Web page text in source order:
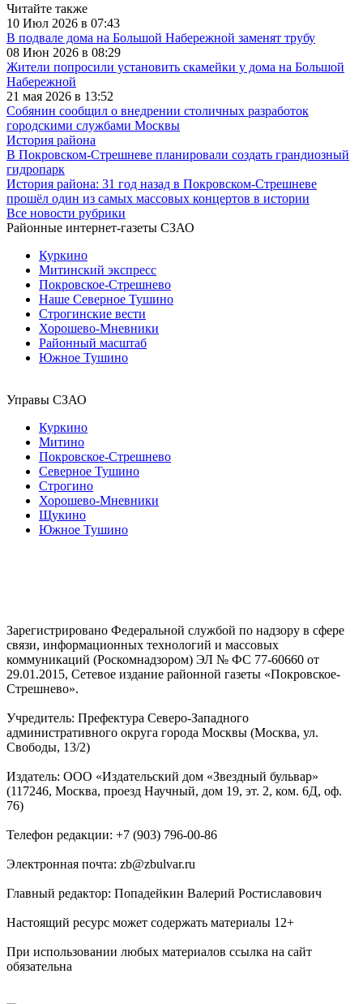
Читайте также
10 Июл 2026 в 07:43
В подвале дома на Большой Набережной заменят трубу
08 Июн 2026 в 08:29
Жители попросили установить скамейки у дома на Большой
Набережной
21 мая 2026 в 13:52
Собянин сообщил о внедрении столичных разработок
городскими службами Москвы
История района
В Покровском-Стрешневе планировали создать грандиозный
гидропарк
История района: 31 год назад в Покровском-Стрешневе
прошёл один из самых массовых концертов в истории
Все новости рубрики
Районные интернет-газеты СЗАО
Куркино
Митинский экспресс
Покровское-Стрешнево
Наше Северное Тушино
Строгинские вести
Хорошево-Мневники
Районный масштаб
Южное Тушино
Управы СЗАО
Куркино
Митино
Покровское-Стрешнево
Северное Тушино
Строгино
Хорошево-Мневники
Щукино
Южное Тушино
Зарегистрировано Федеральной службой по надзору в сфере
связи, информационных технологий и массовых
коммуникаций (Роскомнадзором) ЭЛ № ФС 77-60660 от
29.01.2015, Сетевое издание районной газеты «Покровское-
Стрешнево».
Учредитель: Префектура Северо-Западного
административного округа города Москвы (Москва, ул.
Свободы, 13/2)
Издатель: ООО «Издательский дом «Звездный бульвар»
(117246, Москва, проезд Научный, дом 19, эт. 2, ком. 6Д, оф.
76)
Телефон редакции: +7 (903) 796-00-86
Электронная почта: zb@zbulvar.ru
Главный редактор: Попадейкин Валерий Ростиславович
Настоящий ресурс может содержать материалы 12+
При использовании любых материалов ссылка на сайт
обязательна